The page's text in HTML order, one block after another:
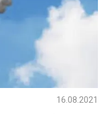
16.08.2021